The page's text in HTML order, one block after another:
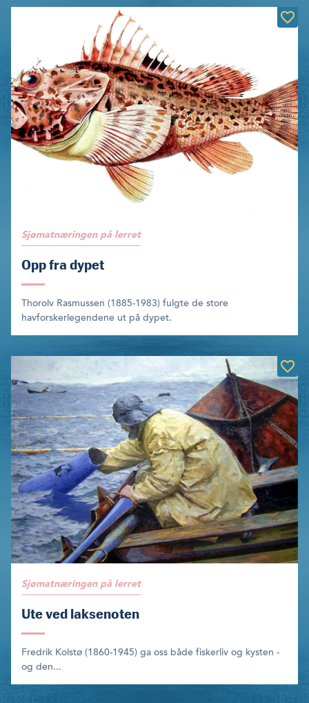
Sjømatnæringen på lerret
Opp fra dypet
Thorolv Rasmussen (1885-1983) fulgte de store
havforskerlegendene ut på dypet.
Sjømatnæringen på lerret
Ute ved laksenoten
Fredrik Kolstø (1860-1945) ga oss både fiskerliv og kysten -
og den...